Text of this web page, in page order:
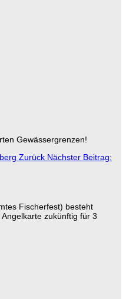
Gewässergrenzen!
Zurück Nächster Beitrag:
Fischerfest) besteht
zukünftig für 3